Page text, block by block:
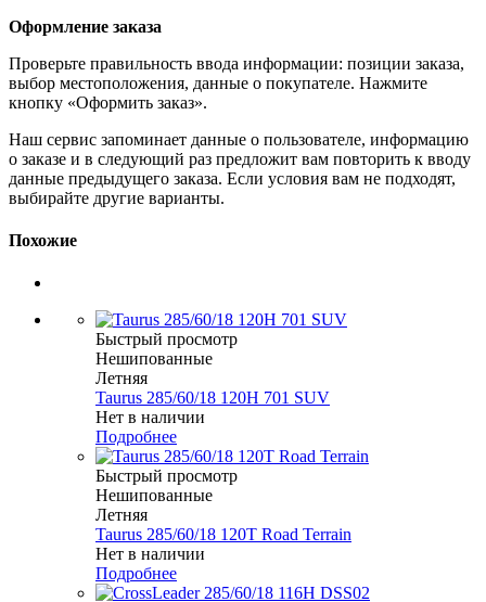
Оформление заказа
Проверьте правильность ввода информации: позиции заказа,
выбор местоположения, данные о покупателе. Нажмите
кнопку «Оформить заказ».
Наш сервис запоминает данные о пользователе, информацию
о заказе и в следующий раз предложит вам повторить к вводу
данные предыдущего заказа. Если условия вам не подходят,
выбирайте другие варианты.
Похожие
Быстрый просмотр
Нешипованные
Летняя
Taurus 285/60/18 120H 701 SUV
Нет в наличии
Подробнее
Быстрый просмотр
Нешипованные
Летняя
Taurus 285/60/18 120T Road Terrain
Нет в наличии
Подробнее